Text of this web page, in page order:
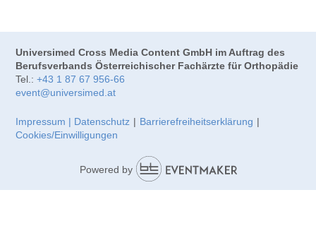
Universimed Cross Media Content GmbH im Auftrag des
Berufsverbands Österreichischer Fachärzte für Orthopädie
Tel.: +43 1 87 67 956-66
event@universimed.at
Impressum | Datenschutz | Barrierefreiheitserklärung |
Cookies/Einwilligungen
Powered by